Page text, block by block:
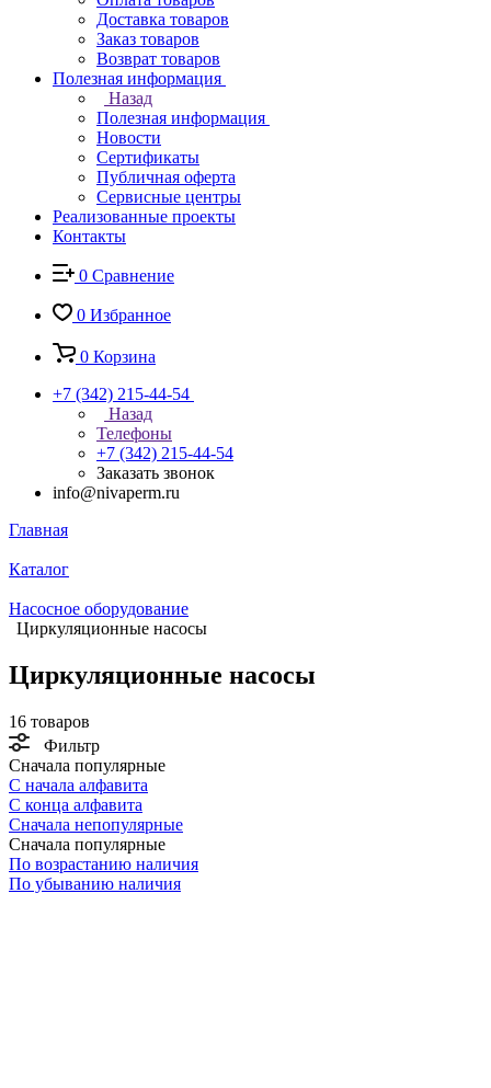
Доставка товаров
Заказ товаров
Возврат товаров
Полезная информация
Назад
Полезная информация
Новости
Сертификаты
Публичная оферта
Сервисные центры
Реализованные проекты
Контакты
0 Сравнение
0 Избранное
0 Корзина
+7 (342) 215-44-54
Назад
Телефоны
+7 (342) 215-44-54
Заказать звонок
info@nivaperm.ru
Главная
Каталог
Насосное оборудование
Циркуляционные насосы
Циркуляционные насосы
16 товаров
Фильтр
Сначала популярные
С начала алфавита
С конца алфавита
Сначала непопулярные
Сначала популярные
По возрастанию наличия
По убыванию наличия